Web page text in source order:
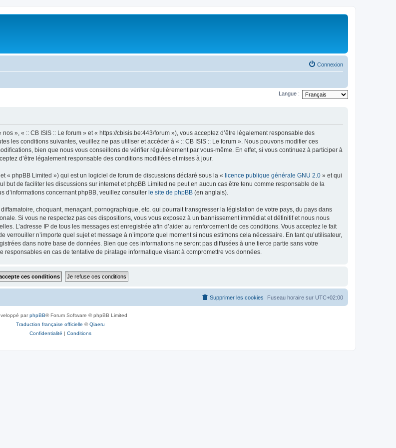
Connexion
Langue :
», « :: CB ISIS :: Le forum » et « https://cbisis.be:443/forum »), vous acceptez d’être légalement responsable des
les conditions suivantes, veuillez ne pas utiliser et accéder à « :: CB ISIS :: Le forum ». Nous pouvons modifier ces
bien que nous vous conseillons de vérifier régulièrement par vous-même. En effet, si vous continuez à participer à
d’être légalement responsable des conditions modifiées et mises à jour.
« phpBB Limited ») qui est un logiciel de forum de discussions déclaré sous la « licence publique générale GNU 2.0 » et qui
but de faciliter les discussions sur internet et phpBB Limited ne peut en aucun cas être tenu comme responsable de la
d’informations concernant phpBB, veuillez consulter le site de phpBB (en anglais).
choquant, menaçant, pornographique, etc. qui pourrait transgresser la législation de votre pays, du pays dans
Si vous ne respectez pas ces dispositions, vous vous exposez à un bannissement immédiat et définitif et nous nous
L’adresse IP de tous les messages est enregistrée afin d’aider au renforcement de ces conditions. Vous acceptez le fait
n’importe quel sujet et message à n’importe quel moment si nous estimons cela nécessaire. En tant qu’utilisateur,
dans notre base de données. Bien que ces informations ne seront pas diffusées à une tierce partie sans votre
responsables en cas de tentative de piratage informatique visant à compromettre vos données.
Fuseau horaire sur UTC+02:00
Supprimer les cookies
parphpBB® Forum Software © phpBB Limited
Traduction française officielle ©Qiaeru
Confidentialité | Conditions